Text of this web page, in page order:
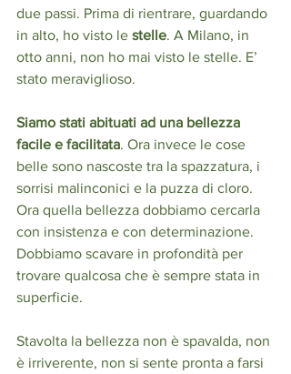
due passi. Prima di rientrare, guardando
in alto, ho visto le stelle. A Milano, in
otto anni, non ho mai visto le stelle. E’
stato meraviglioso.
Siamo stati abituati ad una bellezza
facile e facilitata. Ora invece le cose
belle sono nascoste tra la spazzatura, i
sorrisi malinconici e la puzza di cloro.
Ora quella bellezza dobbiamo cercarla
con insistenza e con determinazione.
Dobbiamo scavare in profondità per
trovare qualcosa che è sempre stata in
superficie.
Stavolta la bellezza non è spavalda, non
è irriverente, non si sente pronta a farsi